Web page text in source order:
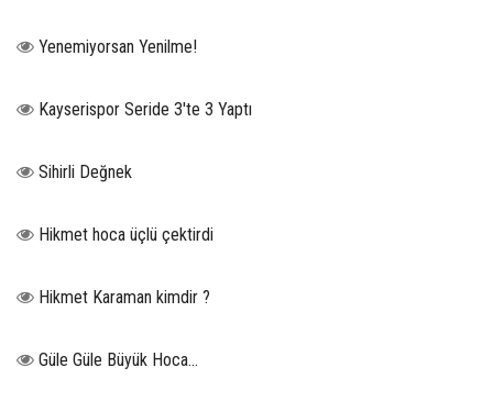
Yenemiyorsan Yenilme!
Kayserispor Seride 3'te 3 Yaptı
Sihirli Değnek
Hikmet hoca üçlü çektirdi
Hikmet Karaman kimdir ?
Güle Güle Büyük Hoca...